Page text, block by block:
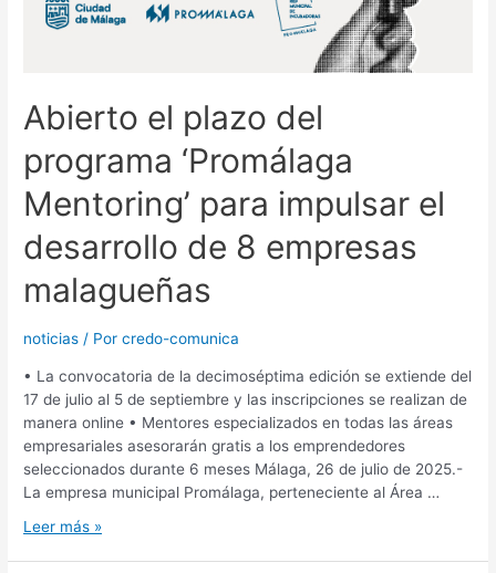
Abierto el plazo del
programa ‘Promálaga
Mentoring’ para impulsar el
desarrollo de 8 empresas
malagueñas
noticias / Porcredo-comunica
• La convocatoria de la decimoséptima edición se extiende del
17 de julio al 5 de septiembre y las inscripciones se realizan de
manera online • Mentores especializados en todas las áreas
empresariales asesorarán gratis a los emprendedores
seleccionados durante 6 meses Málaga, 26 de julio de 2025.-
La empresa municipal Promálaga, perteneciente al Área …
Leer más »